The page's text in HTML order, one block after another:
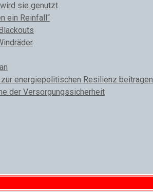
sie genutzt
ein Reinfall“
energiepolitischen Resilienz beitragen
der Versorgungssicherheit